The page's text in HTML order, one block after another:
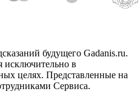
будущего Gadanis.ru.
исключительно в
целях. Представленные на
Сервиса.